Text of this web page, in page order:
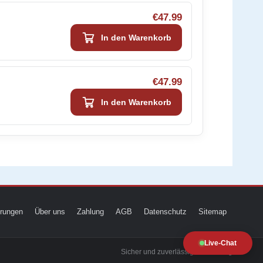
Live-Chat
€47.99
In den Warenkorb
€47.99
In den Warenkorb
Über uns Zahlung AGB Datenschutz Sitemap
Sicher und zuverlässig zur Prüfung